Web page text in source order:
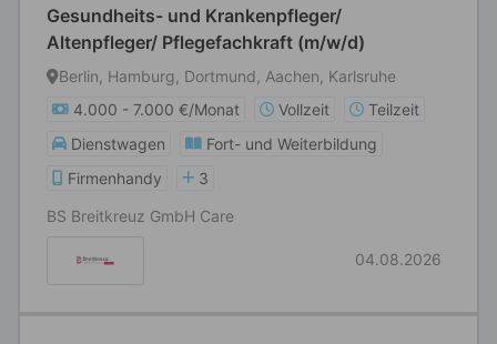
Gesundheits- und Krankenpfleger/
Altenpfleger/ Pflegefachkraft (m/w/d)
Berlin, Hamburg, Dortmund, Aachen, Karlsruhe
4.000 - 7.000 €/Monat
Vollzeit
Teilzeit
Dienstwagen
Fort- und Weiterbildung
Firmenhandy
3
BS Breitkreuz GmbH Care
04.08.2026